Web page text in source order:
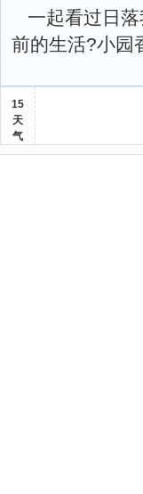
一起看过日
前的生活?小园
15
天
气